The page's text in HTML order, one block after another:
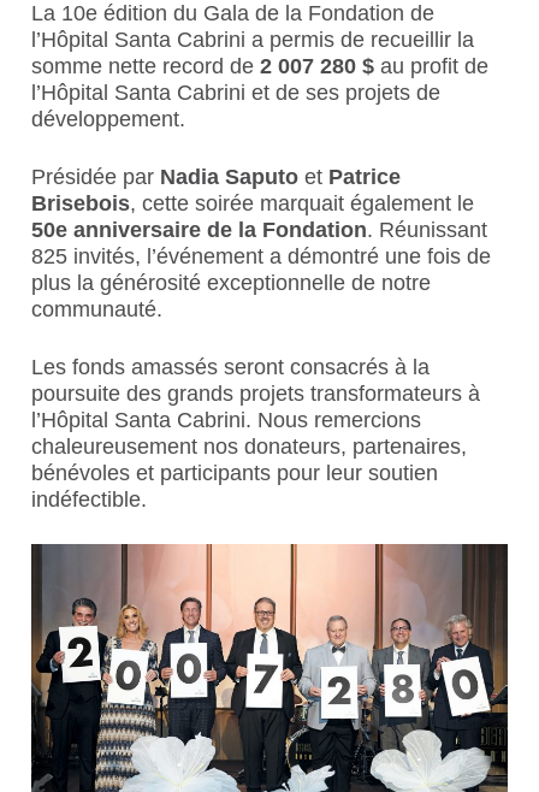
La 10e édition du Gala de la Fondation de
l’Hôpital Santa Cabrini a permis de recueillir la
somme nette record de 2 007 280 $ au profit de
l’Hôpital Santa Cabrini et de ses projets de
développement.
Présidée par Nadia Saputo et Patrice
Brisebois, cette soirée marquait également le
50e anniversaire de la Fondation. Réunissant
825 invités, l’événement a démontré une fois de
plus la générosité exceptionnelle de notre
communauté.
Les fonds amassés seront consacrés à la
poursuite des grands projets transformateurs à
l’Hôpital Santa Cabrini. Nous remercions
chaleureusement nos donateurs, partenaires,
bénévoles et participants pour leur soutien
indéfectible.